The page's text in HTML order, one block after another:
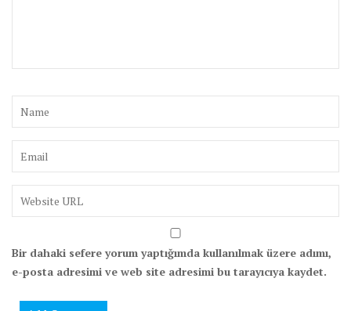
Bir dahaki sefere yorum yaptığımda kullanılmak üzere adımı,
e-posta adresimi ve web site adresimi bu tarayıcıya kaydet.